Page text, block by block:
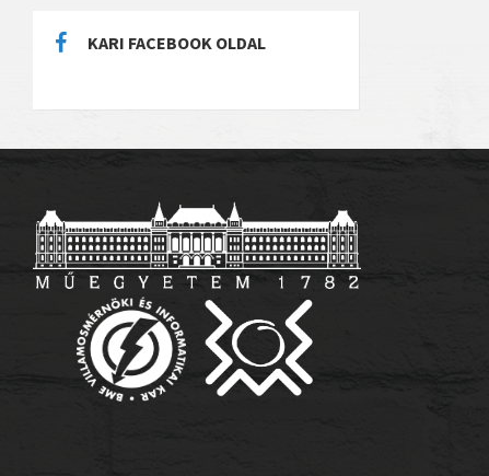
KARI FACEBOOK OLDAL